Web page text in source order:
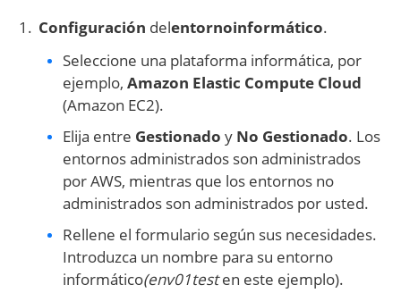
Configuración delentornoinformático.
Seleccione una plataforma informática, por
ejemplo, Amazon Elastic Compute Cloud
(Amazon EC2).
Elija entre Gestionado y No Gestionado. Los
entornos administrados son administrados
por AWS, mientras que los entornos no
administrados son administrados por usted.
Rellene el formulario según sus necesidades.
Introduzca un nombre para su entorno
informático(env01testen este ejemplo).